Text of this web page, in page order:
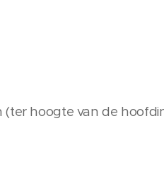
(ter hoogte van de